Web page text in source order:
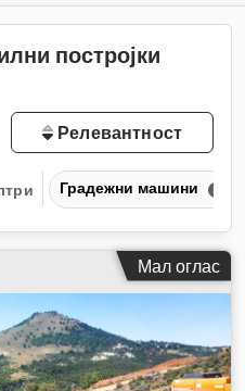
постројки
Релевантност
Градежни машини
Мал оглас